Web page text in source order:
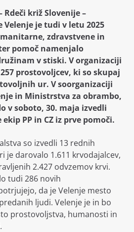
Rdeči križ Slovenije –
Velenje je tudi v letu 2025
zdravstvene in
pomoč namenjalo
v stiski. V organizaciji
prostovoljcev, ki so skupaj
ur. V soorganizaciji
in Ministrstva za obrambo,
v soboto, 30. maja izvedli
PP in CZ iz prve pomoči.
so izvedli 13 rednih
je darovalo 1.611 krvodajalcev,
2.427 odvzemov krvi.
tudi 286 novih
da je Velenje mesto
ljudi. Velenje je in bo
prostovoljstva, humanosti in